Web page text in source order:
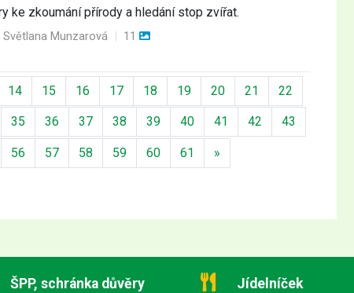
ke zkoumání přírody a hledání stop zvířat.
Světlana Munzarová 11
14 15 16 17 18 19 20 21 22
35 36 37 38 39 40 41 42 43
56 57 58 59 60 61 »
ŠPP, schránka důvěry Jídelníček